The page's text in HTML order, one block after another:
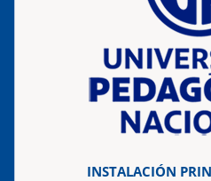
INSTALACIÓN